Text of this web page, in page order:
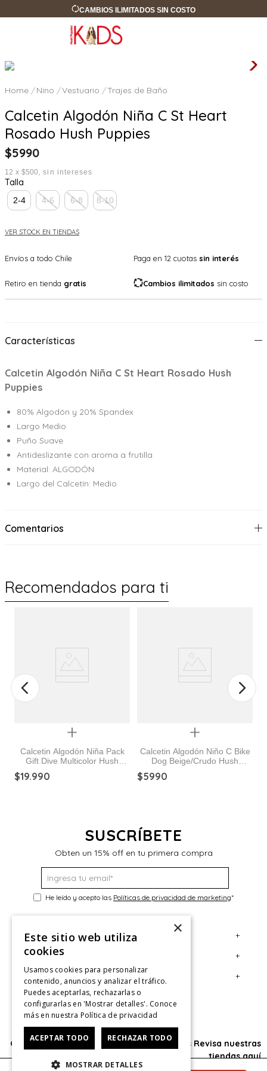
CAMBIOS ILIMITADOS SIN COSTO
Nino Vestuario Trajes de Baño
Calcetin Algodón Niña C St Heart
Rosado Hush Puppies
$5990
12 x $500 sin intereses
Talla
2-4 4-6 6-8 8-10
VER STOCK EN TIENDAS
Envíos a todo Chile Paga en 12 cuotas sin interés
Retiro en tienda gratis Cambios ilimitados sin costo
Características
Calcetin Algodón Niña C St Heart Rosado Hush
Puppies
80% Algodón y 20% Spandex
Largo Medio
Puño Suave
Antideslizante con aroma a frutilla
Material: ALGODÓN
Largo del Calcetín: Medio
Comentarios
Recomendados para ti
Quickview
Calcetin Algodón Niña Pack
Gift Dive Multicolor Hush
$19.990
Quickview
Calcetin Algodón Niño C Bike
Dog Beige/Crudo Hush
$5990
SUSCRÍBETE
Obten un 15% off en tu primera compra
He leído y acepto las Políticas de privacidad de marketing*
Servicio al Consumidor +
Centro de Ayuda
Contáctanos
Giftcard
Retiro en tienda
Tiendas
CyberMonday
Legal +
Términos y Condiciones
Políticas de Despacho
Cambios, Retracto y Garantía
Políticas de Privacidad
Política de Privacidad de Marketing
Cuenta +
Mi Cuenta
Sigue tu compra
Historial de Compras
¿Dónde viene mi compra?
Oficina: Av. Las Condes #11281 - Las Condes Revisa nuestras
tiendasaquí
© 2025 HushPuppies Kids derechos de autor
×
Este sitio web utiliza
cookies
Usamos cookies para personalizar
contenido, anuncios y analizar el tráfico.
Puedes aceptarlas, rechazarlas o
configurarlas en 'Mostrar detalles'. Conoce
más en nuestra Política de privacidad
ACEPTAR TODO RECHAZAR TODO
MOSTRAR DETALLES